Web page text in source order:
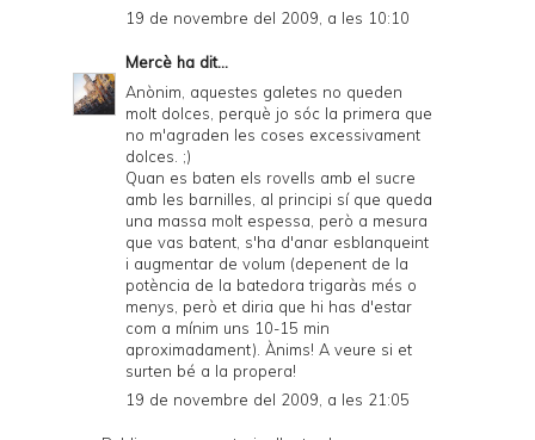
19 de novembre del 2009, a les 10:10
Mercè ha dit...
Anònim, aquestes galetes no queden
molt dolces, perquè jo sóc la primera que
no m'agraden les coses excessivament
dolces. ;)
Quan es baten els rovells amb el sucre
amb les barnilles, al principi sí que queda
una massa molt espessa, però a mesura
que vas batent, s'ha d'anar esblanqueint
i augmentar de volum (depenent de la
potència de la batedora trigaràs més o
menys, però et diria que hi has d'estar
com a mínim uns 10-15 min
aproximadament). Ànims! A veure si et
surten bé a la propera!
19 de novembre del 2009, a les 21:05